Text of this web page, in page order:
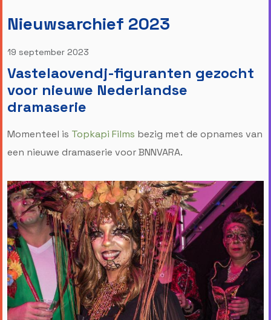
Nieuwsarchief 2023
19 september 2023
Vastelaovendj-figuranten gezocht
voor nieuwe Nederlandse
dramaserie
Momenteel is Topkapi Films bezig met de opnames van
een nieuwe dramaserie voor BNNVARA.